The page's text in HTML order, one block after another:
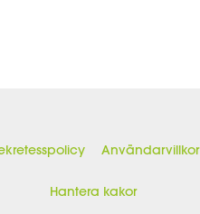
Användarvillkor
Hantera kakor